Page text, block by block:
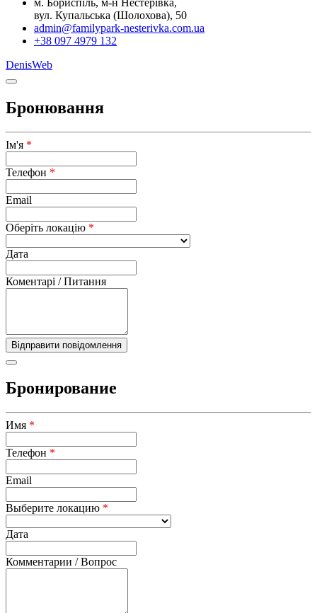
вул. Купальська (Шолохова), 50
admin@familypark-nesterivka.com.ua
+38 097 4979 132
DenisWeb
Бронювання
Ім'я *
Телефон *
Email
Оберіть локацію *
Дата
Коментарі / Питання
Бронирование
Имя *
Телефон *
Email
Выберите локацию *
Дата
Комментарии / Вопрос